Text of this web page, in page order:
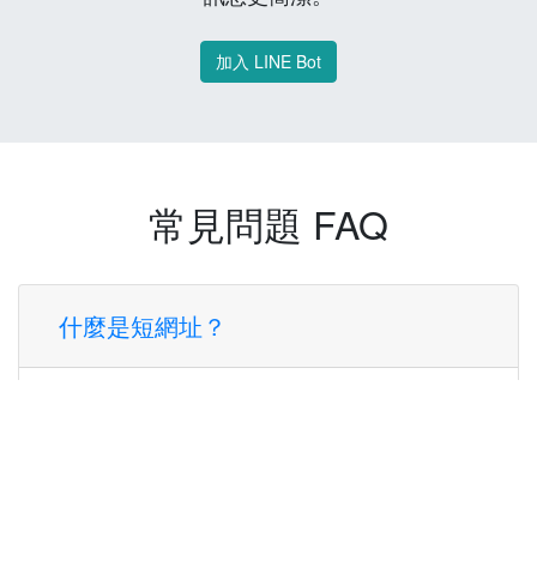
加入 LINE Bot
常見問題 FAQ
什麼是短網址？